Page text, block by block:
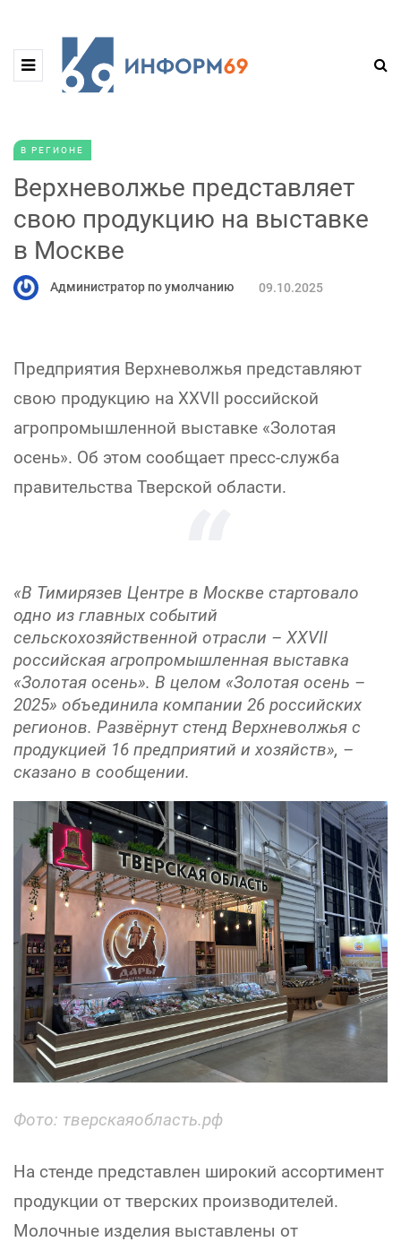
В РЕГИОНЕ
Верхневолжье представляет
свою продукцию на выставке
в Москве
Администратор по умолчанию 09.10.2025
Предприятия Верхневолжья представляют
свою продукцию на XXVII российской
агропромышленной выставке «Золотая
осень». Об этом сообщает пресс-служба
правительства Тверской области.
«В Тимирязев Центре в Москве стартовало
одно из главных событий
сельскохозяйственной отрасли – XXVII
российская агропромышленная выставка
«Золотая осень». В целом «Золотая осень –
2025» объединила компании 26 российских
регионов. Развёрнут стенд Верхневолжья с
продукцией 16 предприятий и хозяйств», –
сказано в сообщении.
Фото: тверскаяобласть.рф
На стенде представлен широкий ассортимент
продукции от тверских производителей.
Молочные изделия выставлены от